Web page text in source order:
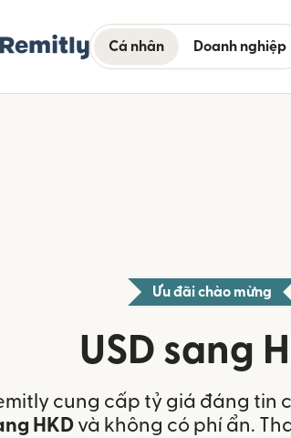
Cá nhân Doanh nghiệp
Ưu đãi chào mừng
USD sang
cung cấp tỷ giá đáng tin
HKDvà không có phí ẩn.